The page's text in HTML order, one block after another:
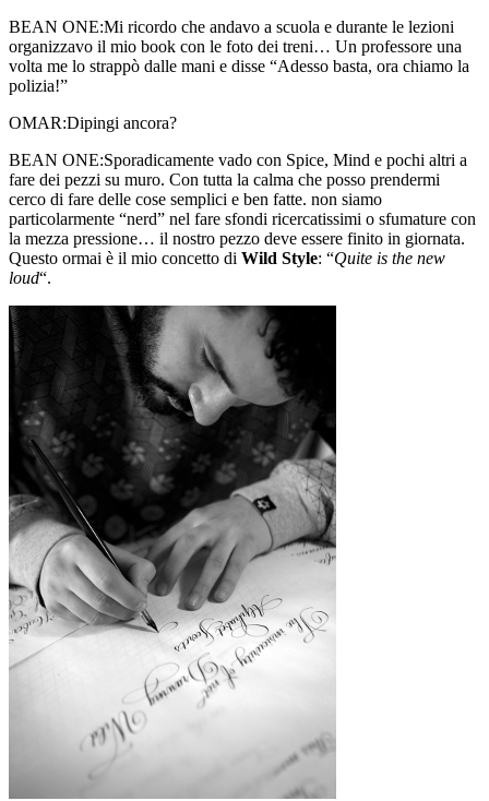
BEAN ONE:Mi ricordo che andavo a scuola e durante le lezioni
organizzavo il mio book con le foto dei treni… Un professore una
volta me lo strappò dalle mani e disse “Adesso basta, ora chiamo la
polizia!”
OMAR:Dipingi ancora?
BEAN ONE:Sporadicamente vado con Spice, Mind e pochi altri a
fare dei pezzi su muro. Con tutta la calma che posso prendermi
cerco di fare delle cose semplici e ben fatte. non siamo
particolarmente “nerd” nel fare sfondi ricercatissimi o sfumature con
la mezza pressione… il nostro pezzo deve essere finito in giornata.
Questo ormai è il mio concetto di Wild Style: “Quite is the new
loud“.